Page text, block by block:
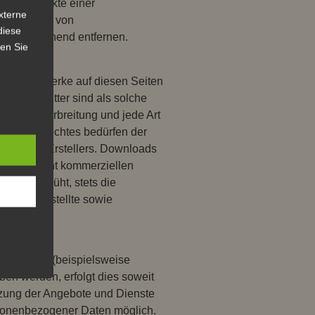
einer
werden von
umgehend entfernen.
und Werke auf diesen Seiten
Dritter sind als solche
Verbreitung und jede Art
Urheberrechtes bedürfen der
bzw. Erstellers. Downloads
nicht kommerziellen
sind bemüht, stets die
selbst erstellte sowie
Daten (beispielsweise
werden, erfolgt dies soweit
der Angebote und Dienste
Daten möglich.
Sie